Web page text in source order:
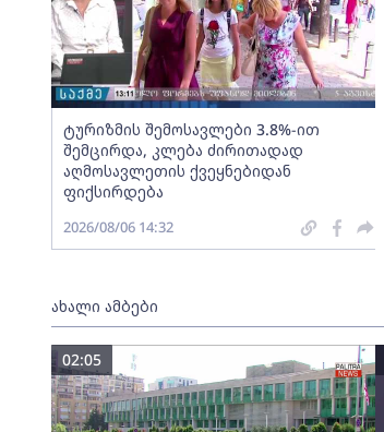
ტურიზმის შემოსავლები 3.8%-ით
შემცირდა, კლება ძირითადად
აღმოსავლეთის ქვეყნებიდან
ფიქსირდება
2026/08/06 14:32
ახალი ამბები
02:05